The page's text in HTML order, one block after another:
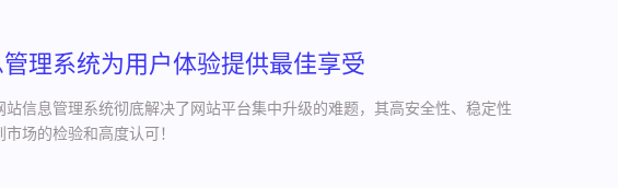
理系统为用户体验提供最佳享受
站信息管理系统彻底解决了网站平台集中升级的难题，其高安全性、稳定性
场的检验和高度认可！